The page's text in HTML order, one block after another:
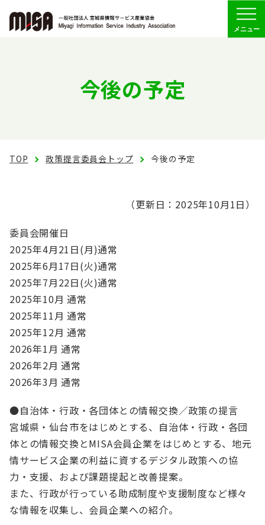
Menu
English
入会案内
会員専用
今後の予定
TOP 政策提言委員会トップ 今後の予定
（更新日：2025年10月1日）
委員会開催日
2025年4月21日(月)通常
2025年6月17日(火)通常
2025年7月22日(火)通常
2025年10月 通常
2025年11月 通常
2025年12月 通常
2026年1月 通常
2026年2月 通常
2026年3月 通常
●自治体・行政・各団体との情報交換／政策の提言
宮城県・仙台市をはじめとする、自治体・行政・各団
体との情報交換とMISA会員企業をはじめとする、地元
情サービス企業の利益に資するデジタル政策への協
力・支援、および課題提起と改善提案。
また、行政が行っている助成制度や支援制度など様々
な情報を収集し、会員企業への紹介。